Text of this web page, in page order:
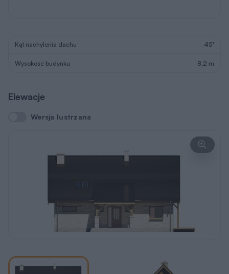
Kąt nachylenia dachu 45°
Wysokość budynku 8,2 m
Elewacje
Wersja lustrzana
Wersja lustrzana